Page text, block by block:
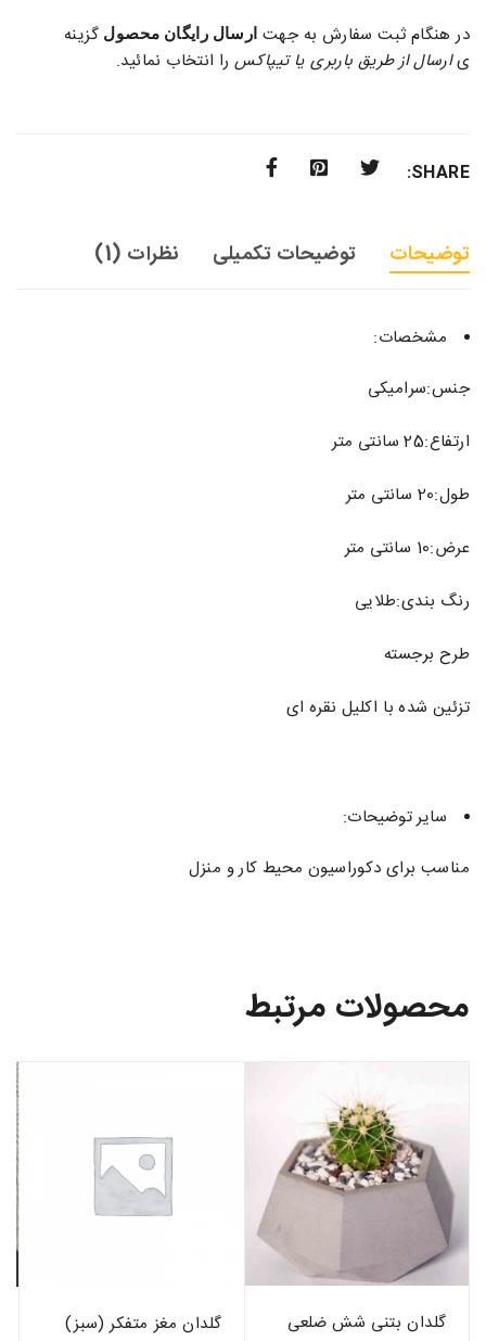
در هنگام ثبت سفارش به جهت ارسال رایگان محصول گزینه
یارسال از طریق باربری یا تیپاکسرا انتخاب نمائید.
SHARE:
توضیحات توضیحات تکمیلی نظرات (1)
مشخصات:
جنس:سرامیکی
ارتفاع:25 سانتی متر
طول:20 سانتی متر
عرض:10 سانتی متر
رنگ بندی:طلایی
طرح برجسته
تزئین شده با اکلیل نقره ای
سایر توضیحات:
مناسب برای دکوراسیون محیط کار و منزل
محصولات مرتبط
گلدان بتنی شش ضلعی گلدان مغز متفکر (سبز)